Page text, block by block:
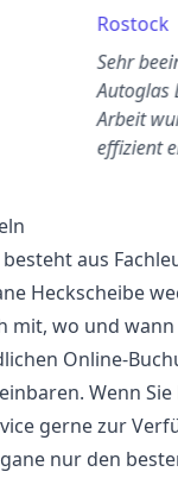
Rostock
Sehr
Autoglas
Arbeit
effizient
aus
Heckscheibe
mit, wo und
Online-
Wenn
gerne zur
nur den